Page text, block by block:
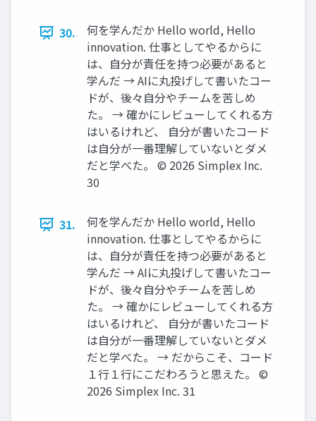
30.
何を学んだか Hello world, Hello
innovation. 仕事としてやるからに
は、自分が責任を持つ必要があると
学んだ → AIに丸投げして書いたコー
ドが、後々自分やチームを苦しめ
た。 → 確かにレビューしてくれる方
はいるけれど、 自分が書いたコード
は自分が一番理解していないとダメ
だと学べた。 ©️ 2026 Simplex Inc.
30
31.
何を学んだか Hello world, Hello
innovation. 仕事としてやるからに
は、自分が責任を持つ必要があると
学んだ → AIに丸投げして書いたコー
ドが、後々自分やチームを苦しめ
た。 → 確かにレビューしてくれる方
はいるけれど、 自分が書いたコード
は自分が一番理解していないとダメ
だと学べた。 → だからこそ、コード
１行１行にこだわろうと思えた。 ©️
2026 Simplex Inc. 31